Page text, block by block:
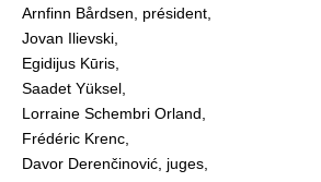
Arnfinn Bårdsen, président,
Jovan Ilievski,
Egidijus Kūris,
Saadet Yüksel,
Lorraine Schembri Orland,
Frédéric Krenc,
Davor Derenčinović, juges,